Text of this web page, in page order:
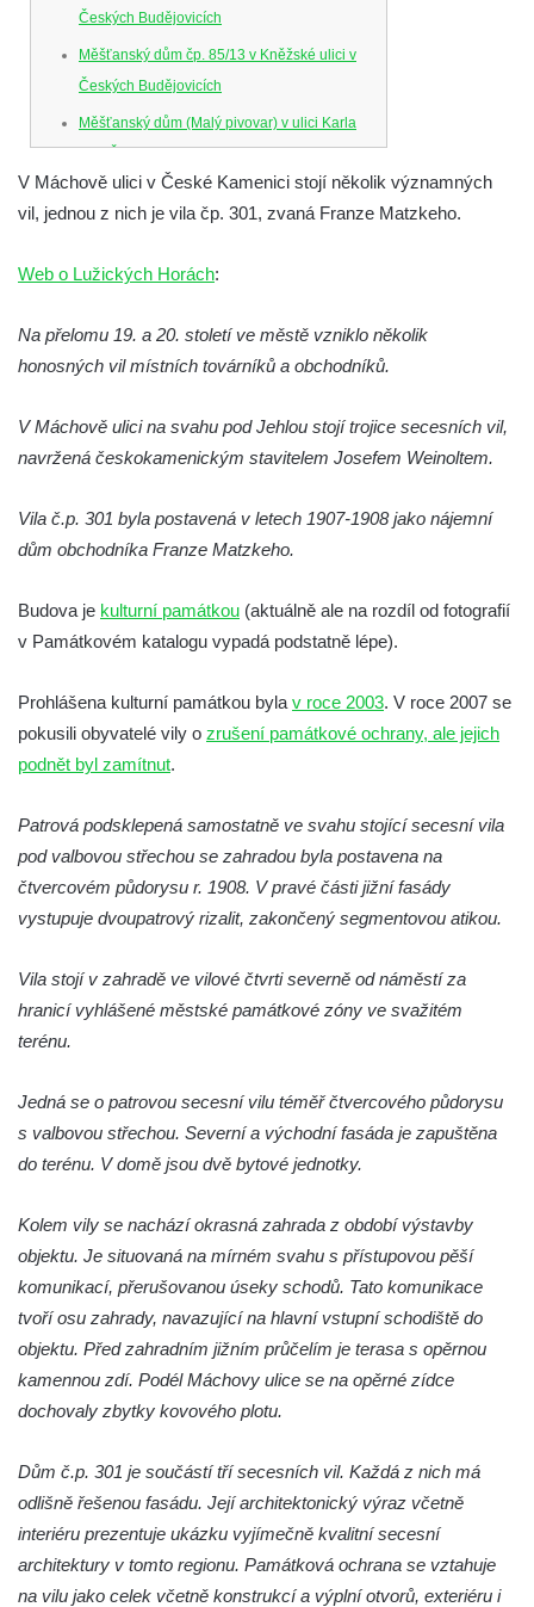
Českých Budějovicích
Měšťanský dům čp. 85/13 v Kněžské ulici v
Českých Budějovicích
Měšťanský dům (Malý pivovar) v ulici Karla
IV. v Českých Budějovicích
Dům U Ferusů na Senovážném náměstí v
Českých Budějovicích
Budějovicích
Biskupská rezidence v Českých
Budějovicích
či Kaplanka
Fara v Římově
Rumburku
Gymnázium v Rumburku
v Rumburku
Dům čp. 100/5 na Lužickém náměstí v
Rumburku
Rumburku
Dům čp. 103/8 na Lužickém náměstí v
Rumburku
Dům čp. 104/9 na Lužickém náměstí v
Rumburku
Dům čp. 99/4 na Lužickém náměstí v
Rumburku (tiskárna Heinricha Pfeifera)
Bývalý špitál v Teplé
Josef Meisel jun., tkalcovna a barevna u
Dolního Podluží
Mattoniho továrna v lázních Kyselka
Dům Stallburg v lázních Kyselka
Vilemínka (Vilemínin dvůr) v lázních
Kyselka
Švýcarský dvůr v lázních Kyselka
Jindřichův dvůr v lázních Kyselka
Altán v lázních Kyselka
Mattoniho vila v lázních Kyselka
V Máchově ulici v České Kamenici stojí několik významných
vil, jednou z nich je vila čp. 301, zvaná Franze Matzkeho.
Web o Lužických Horách:
Na přelomu 19. a 20. století ve městě vzniklo několik
honosných vil místních továrníků a obchodníků.
V Máchově ulici na svahu pod Jehlou stojí trojice secesních vil,
navržená českokamenickým stavitelem Josefem Weinoltem.
Vila č.p. 301 byla postavená v letech 1907-1908 jako nájemní
dům obchodníka Franze Matzkeho.
Budova je kulturní památkou (aktuálně ale na rozdíl od fotografií
v Památkovém katalogu vypadá podstatně lépe).
Prohlášena kulturní památkou byla v roce 2003. V roce 2007 se
pokusili obyvatelé vily o zrušení památkové ochrany, ale jejich
podnět byl zamítnut.
Patrová podsklepená samostatně ve svahu stojící secesní vila
pod valbovou střechou se zahradou byla postavena na
čtvercovém půdorysu r. 1908. V pravé části jižní fasády
vystupuje dvoupatrový rizalit, zakončený segmentovou atikou.
Vila stojí v zahradě ve vilové čtvrti severně od náměstí za
hranicí vyhlášené městské památkové zóny ve svažitém
terénu.
Jedná se o patrovou secesní vilu téměř čtvercového půdorysu
s valbovou střechou. Severní a východní fasáda je zapuštěna
do terénu. V domě jsou dvě bytové jednotky.
Kolem vily se nachází okrasná zahrada z období výstavby
objektu. Je situovaná na mírném svahu s přístupovou pěší
komunikací, přerušovanou úseky schodů. Tato komunikace
tvoří osu zahrady, navazující na hlavní vstupní schodiště do
objektu. Před zahradním jižním průčelím je terasa s opěrnou
kamennou zdí. Podél Máchovy ulice se na opěrné zídce
dochovaly zbytky kovového plotu.
Dům č.p. 301 je součástí tří secesních vil. Každá z nich má
odlišně řešenou fasádu. Její architektonický výraz včetně
interiéru prezentuje ukázku vyjímečně kvalitní secesní
architektury v tomto regionu. Památková ochrana se vztahuje
na vilu jako celek včetně konstrukcí a výplní otvorů, exteriéru i